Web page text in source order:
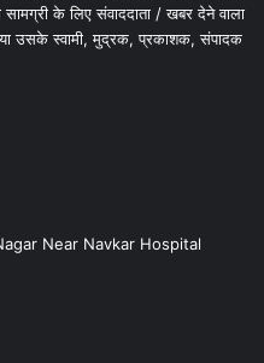
के लिए संवाददाता / खबर देने वाला
उसके स्वामी, मुद्रक, प्रकाशक, संपादक
Near Navkar Hospital